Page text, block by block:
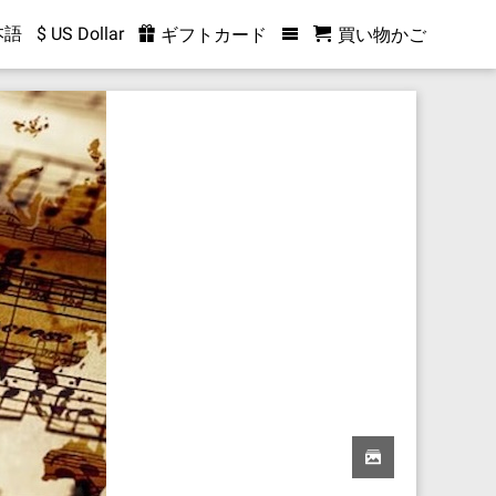
語 $ US Dollar ギフトカード 買い物かご